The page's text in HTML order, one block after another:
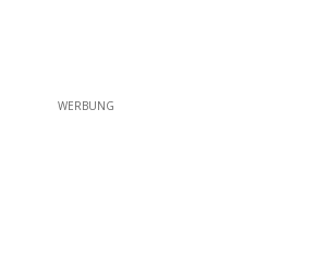
WERBUNG